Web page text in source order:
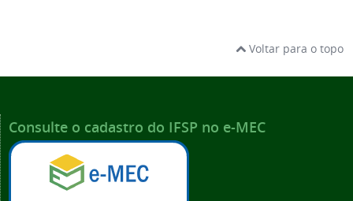
Voltar para o topo
Consulte o cadastro do IFSP no e-MEC